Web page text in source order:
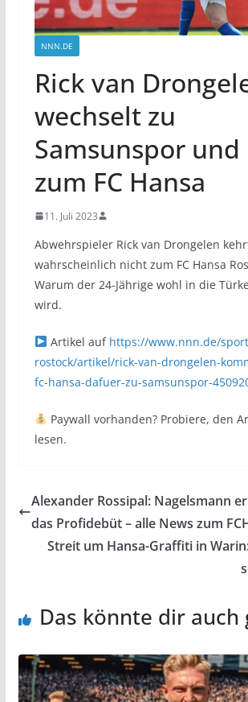
NNN.DE
Rick van
wechselt zu
Samsunspor
zum FC Hansa
11. Juli 2023
Abwehrspieler Rick van Drongelen
wahrscheinlich nicht zum FC Hansa
Warum der 24-Jährige wohl in die
wird.
Artikel auf https://www.nnn.de/
rostock/artikel/rick-van-drongelen-
fc-hansa-dafuer-zu-samsunspor-
Paywall vorhanden? Probiere, den
lesen.
Alexander Rossipal: Nagelsmann
das Profidebüt – alle News zum
Streit um Hansa-Graffiti in
Das könnte dir auch